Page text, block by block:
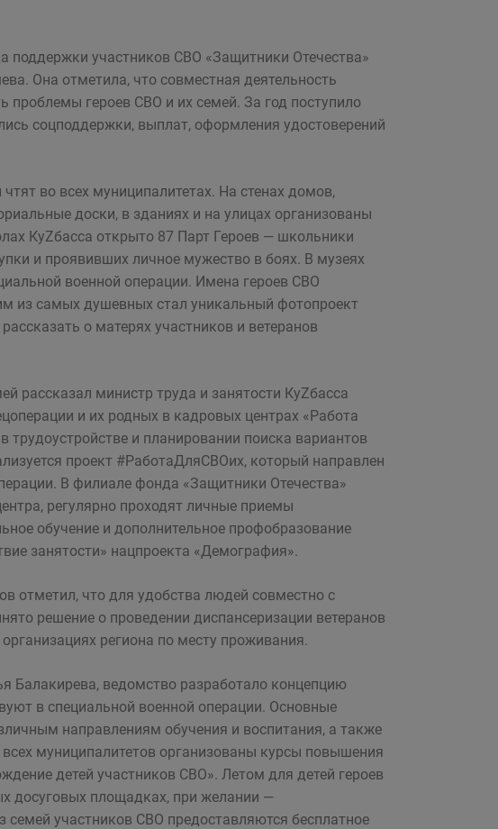
поддержки участников СВО «Защитники Отечества»
Она отметила, что совместная деятельность
героев СВО и их семей. За год поступило
соцподдержки, выплат, оформления удостоверений
во всех муниципалитетах. На стенах домов,
доски, в зданиях и на улицах организованы
КуZбасса открыто 87 Парт Героев — школьники
и проявивших личное мужество в боях. В музеях
военной операции. Имена героев СВО
из самых душевных стал уникальный фотопроект
о матерях участников и ветеранов
рассказал министр труда и занятости КуZбасса
и их родных в кадровых центрах «Работа
трудоустройстве и планировании поиска вариантов
проект #РаботаДляСВОих, который направлен
В филиале фонда «Защитники Отечества»
регулярно проходят личные приемы
обучение и дополнительное профобразование
занятости» нацпроекта «Демография».
отметил, что для удобства людей совместно с
решение о проведении диспансеризации ветеранов
региона по месту проживания.
Балакирева, ведомство разработало концепцию
в специальной военной операции. Основные
направлениям обучения и воспитания, а также
муниципалитетов организованы курсы повышения
детей участников СВО». Летом для детей героев
досуговых площадках, при желании —
участников СВО предоставляются бесплатное